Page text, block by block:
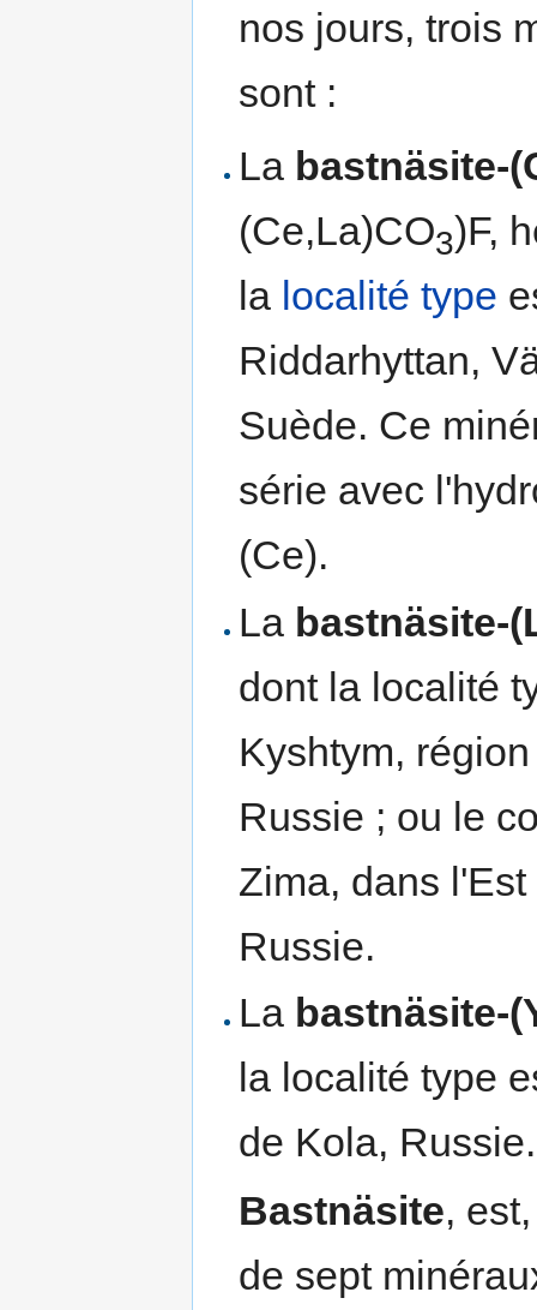
nos jours, trois
sont :
La bastnäsite-
(Ce,La)CO3)F,
la localité type
Riddarhyttan,
Suède. Ce
série avec
(Ce).
La bastnäsite-
dont la localité
Kyshtym,
Russie ; ou le
Zima, dans
Russie.
La bastnäsite-
la localité type
de Kola, Russie.
Bastnäsite,
de sept